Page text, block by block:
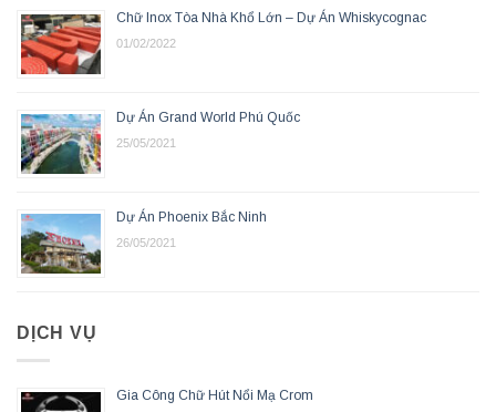
Chữ Inox Tòa Nhà Khổ Lớn – Dự Án Whiskycognac
01/02/2022
Dự Án Grand World Phú Quốc
25/05/2021
Dự Án Phoenix Bắc Ninh
26/05/2021
DỊCH VỤ
Gia Công Chữ Hút Nổi Mạ Crom